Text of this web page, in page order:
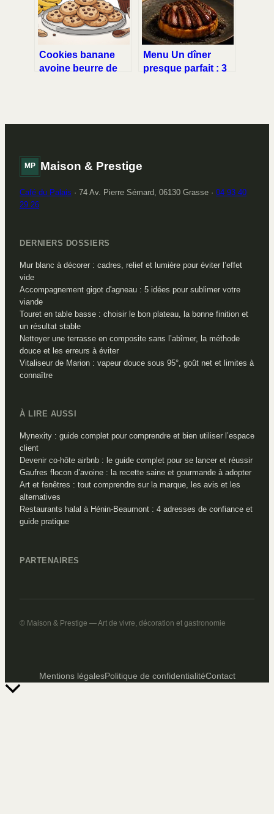
Cookies banane
avoine beurre de
gourmande
Menu Un dîner
presque parfait : 3
MP Maison & Prestige
Café du Palais · 74 Av. Pierre Sémard, 06130 Grasse · 04 93 40
29 26
DERNIERS DOSSIERS
Mur blanc à décorer : cadres, relief et lumière pour éviter l’effet
vide
Accompagnement gigot d'agneau : 5 idées pour sublimer votre
viande
Touret en table basse : choisir le bon plateau, la bonne finition et
un résultat stable
Nettoyer une terrasse en composite sans l’abîmer, la méthode
douce et les erreurs à éviter
Vitaliseur de Marion : vapeur douce sous 95°, goût net et limites à
connaître
À LIRE AUSSI
Mynexity : guide complet pour comprendre et bien utiliser l’espace
client
Devenir co-hôte airbnb : le guide complet pour se lancer et réussir
Gaufres flocon d’avoine : la recette saine et gourmande à adopter
Art et fenêtres : tout comprendre sur la marque, les avis et les
alternatives
Restaurants halal à Hénin-Beaumont : 4 adresses de confiance et
guide pratique
PARTENAIRES
© Maison & Prestige — Art de vivre, décoration et gastronomie
Mentions légalesPolitique de confidentialitéContact